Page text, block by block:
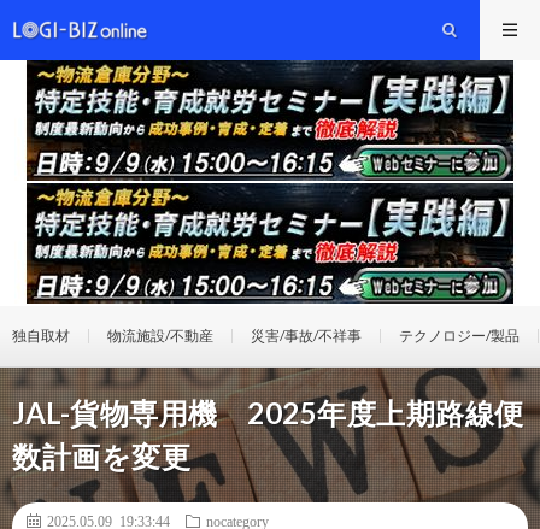
独自取材 物流施設/不動産 災害/事故/不祥事 テクノロジー/製品
JAL-貨物専用機 2025年度上期路線便
数計画を変更
2025.05.09 19:33:44
nocategory